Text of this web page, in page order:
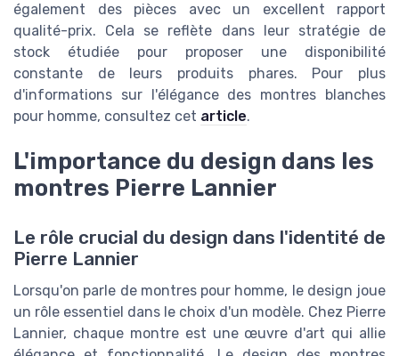
également des pièces avec un excellent rapport
qualité-prix. Cela se reflète dans leur stratégie de
stock étudiée pour proposer une disponibilité
constante de leurs produits phares. Pour plus
d'informations sur l'élégance des montres blanches
pour homme, consultez cet article.
L'importance du design dans les
montres Pierre Lannier
Le rôle crucial du design dans l'identité de
Pierre Lannier
Lorsqu'on parle de montres pour homme, le design joue
un rôle essentiel dans le choix d'un modèle. Chez Pierre
Lannier, chaque montre est une œuvre d'art qui allie